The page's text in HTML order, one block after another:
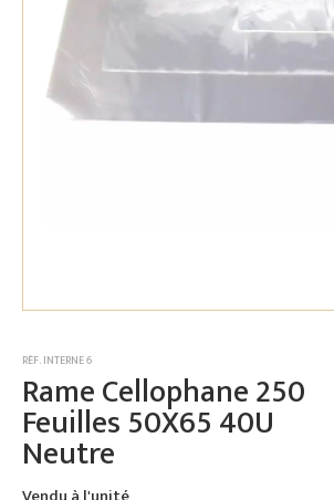
RÉF. INTERNE 6
Rame Cellophane 250
Feuilles 50X65 40U
Neutre